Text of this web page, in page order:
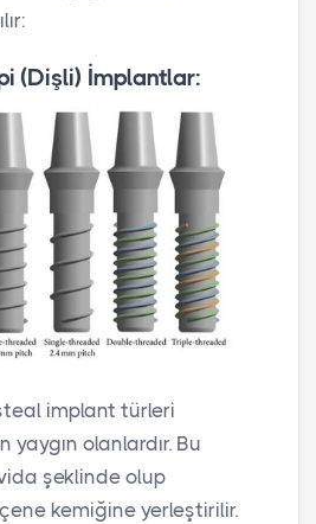
(Dişli) İmplantlar:
implant türleri
yaygın olanlardır. Bu
şeklinde olup
kemiğine yerleştirilir.